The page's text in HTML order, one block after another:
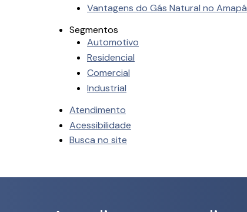
Vantagens do Gás Natural no Amapá
Segmentos
Automotivo
Residencial
Comercial
Industrial
Atendimento
Acessibilidade
Busca no site